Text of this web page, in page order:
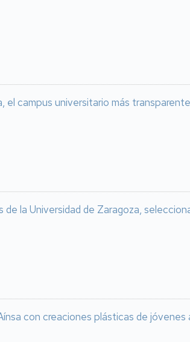
el campus universitario más
la Universidad de Zaragoza,
con creaciones plásticas de